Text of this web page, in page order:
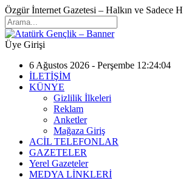
Özgür İnternet Gazetesi – Halkın ve Sadece
Üye Girişi
6 Ağustos 2026 - Perşembe 12:24:04
İLETİŞİM
KÜNYE
Gizlilik İlkeleri
Reklam
Anketler
Mağaza Giriş
ACİL TELEFONLAR
GAZETELER
Yerel Gazeteler
MEDYA LİNKLERİ